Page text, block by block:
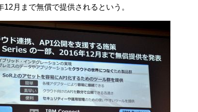
月まで無償で提供されるという。